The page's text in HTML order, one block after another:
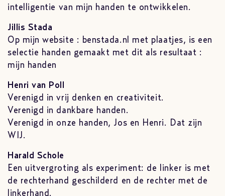
intelligentie van mijn handen te ontwikkelen.
Jillis Stada
Op mijn website : benstada.nl met plaatjes, is een
selectie handen gemaakt met dit als resultaat :
mijn handen
Henri van Poll
Verenigd in vrij denken en creativiteit.
Verenigd in dankbare handen.
Verenigd in onze handen, Jos en Henri. Dat zijn
WIJ.
Harald Schole
Een uitvergroting als experiment: de linker is met
de rechterhand geschilderd en de rechter met de
linkerhand.